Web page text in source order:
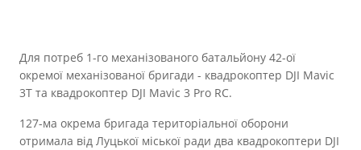
Для потреб 1-го механізованого батальйону 42-ої
окремої механізованої бригади - квадрокоптер DJI Mavic
3T та квадрокоптер DJI Mavic 3 Pro RC.
127-ма окрема бригада територіальної оборони
отримала від Луцької міської ради два квадрокоптери DJI